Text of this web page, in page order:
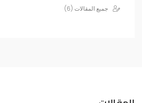
جميع المقالات (6)